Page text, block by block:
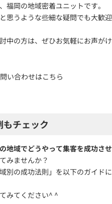
福岡の地域密着ユニットです。
思うような些細な疑問でも大歓迎
中の方は、ぜひお気軽にお声がけ
い合わせはこちら
チェック
地域でどうやって集客を成功させ
みませんか？
別の成功法則」を以下のガイドに
みてください^ ^